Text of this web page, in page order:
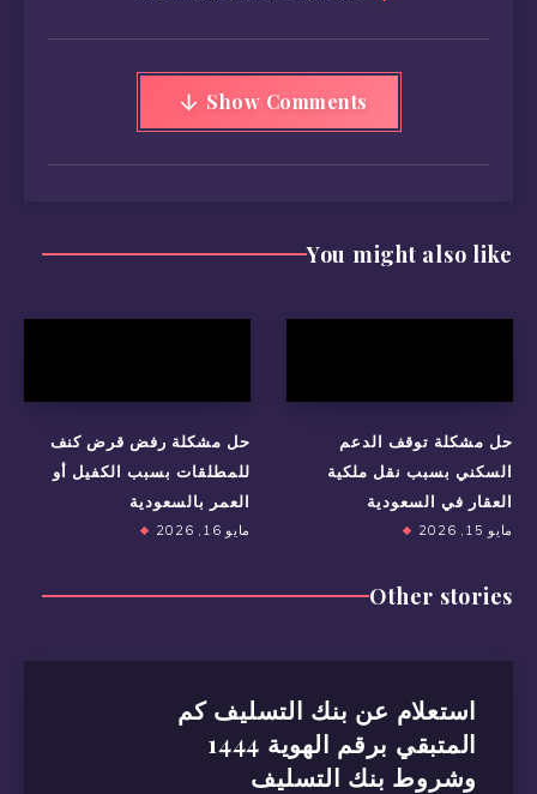
Show Comments
You might also like
حل مشكلة رفض قرض كنف
للمطلقات بسبب الكفيل أو
العمر بالسعودية
مايو 16, 2026
حل مشكلة توقف الدعم
السكني بسبب نقل ملكية
العقار في السعودية
مايو 15, 2026
Other stories
استعلام عن بنك التسليف كم
المتبقي برقم الهوية 1444
وشروط بنك التسليف